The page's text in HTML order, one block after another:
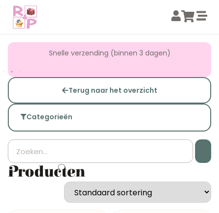
Snelle verzending (binnen 3 dagen)
Terug naar het overzicht
Categorieën
Producten